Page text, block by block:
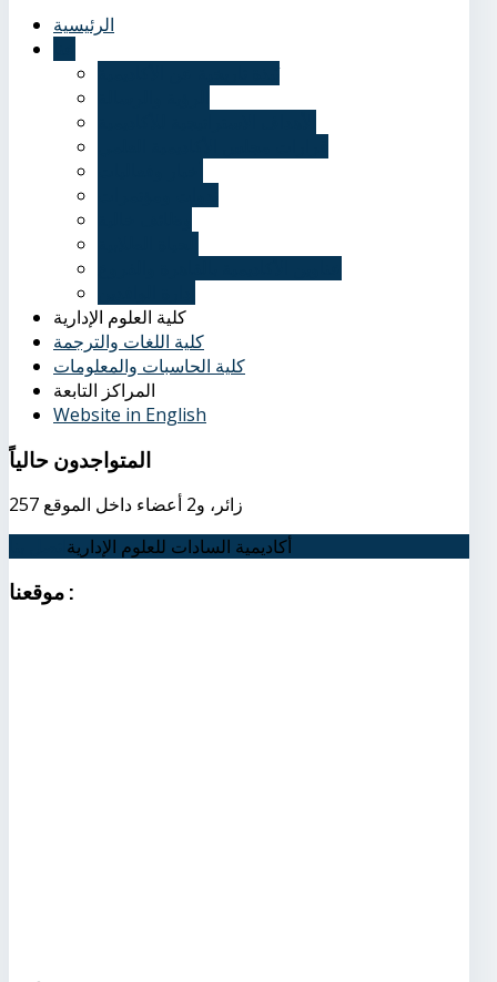
الرئيسية
كلية العلوم الإدارية
كلية اللغات والترجمة
كلية الحاسبات والمعلومات
المراكز التابعة
Website in English
المتواجدون حالياً
257 زائر، و2 أعضاء داخل الموقع
أكاديمية السادات للعلوم الإدارية
: